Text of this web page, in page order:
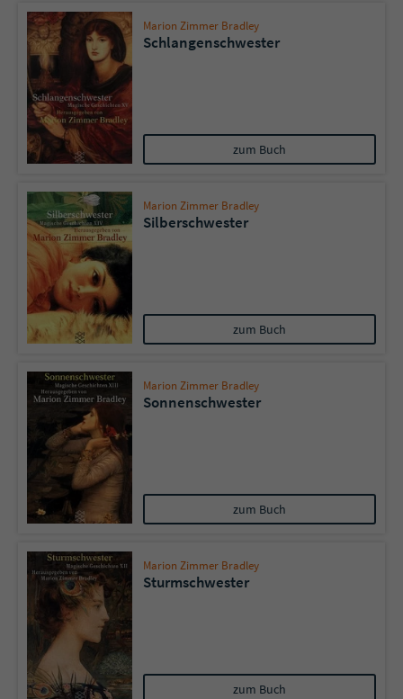
Marion Zimmer Bradley
Schlangenschwester
zum Buch
Marion Zimmer Bradley
Silberschwester
zum Buch
Marion Zimmer Bradley
Sonnenschwester
zum Buch
Marion Zimmer Bradley
Sturmschwester
zum Buch